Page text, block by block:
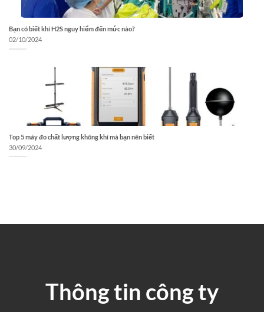
Bạn có biết khí H2S nguy hiểm đến mức nào?
02/10/2024
Top 5 máy đo chất lượng không khí mà bạn nên biết
30/09/2024
Thông tin công ty